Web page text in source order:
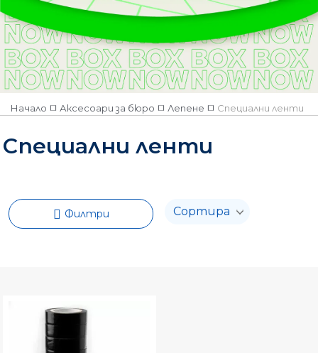
Начало Аксесоари за бюро Лепене Специални ленти
Специални ленти
Филтри